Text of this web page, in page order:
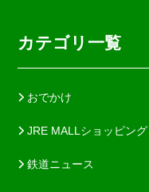
カテゴリ一覧
おでかけ
JRE MALLショッピング
鉄道ニュース